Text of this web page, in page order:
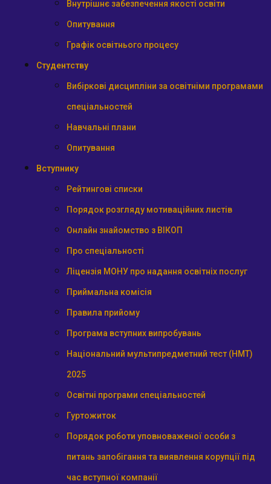
Внутрішнє забезпечення якості освіти
Опитування
Графік освітнього процесу
Студентству
Вибіркові дисципліни за освітніми програмами
спеціальностей
Навчальні плани
Опитування
Вступнику
Рейтингові списки
Порядок розгляду мотиваційних листів
Онлайн знайомство з ВІКОП
Про спеціальності
Ліцензія МОНУ про надання освітніх послуг
Приймальна комісія
Правила прийому
Програма вступних випробувань
Національний мультипредметний тест (НМТ)
2025
Освітні програми спеціальностей
Гуртожиток
Порядок роботи уповноваженої особи з
питань запобігання та виявлення корупції під
час вступної компанії